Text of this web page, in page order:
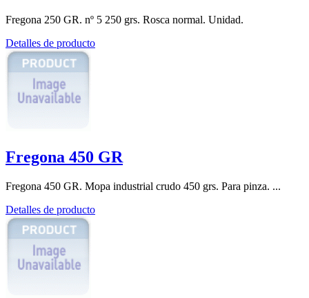
Fregona 250 GR. nº 5 250 grs. Rosca normal. Unidad.
Detalles de producto
Fregona 450 GR
Fregona 450 GR. Mopa industrial crudo 450 grs. Para pinza. ...
Detalles de producto